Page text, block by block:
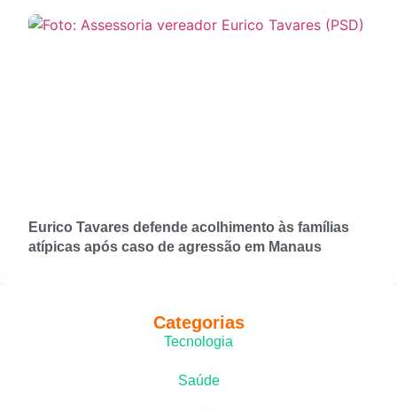
Eurico Tavares defende acolhimento às famílias
atípicas após caso de agressão em Manaus
Categorias
Tecnologia
Saúde